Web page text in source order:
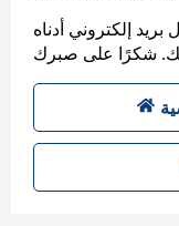
إلكتروني أدناه